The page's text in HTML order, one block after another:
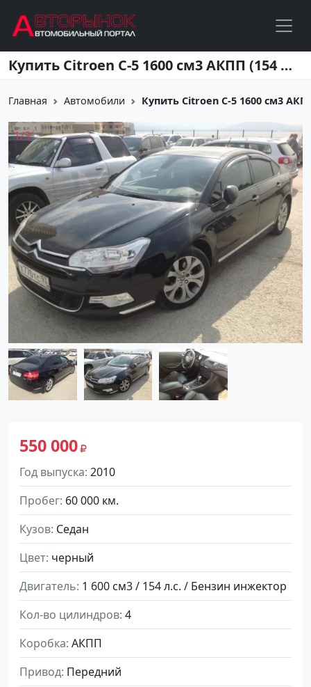
Перейти к основному содержанию Купить Citroen С-5 1600 см3 АКПП (154 л.с.) Бензин инжектор в Новороссийск: цвет черный Седан 2010 года по цене 550000 рублей, объявление №1823 на сайте Авторынок23
Главная Автомобили Купить Citroen С-5 1600 см3
550 000
Год выпуска 2010
Пробег 60 000 км.
Кузов Седан
Цвет черный
Двигатель 1 600 см3 / 154 л.с. / Бензин инжектор
Кол-во цилиндров 4
Коробка АКПП
Привод Передний
1/3